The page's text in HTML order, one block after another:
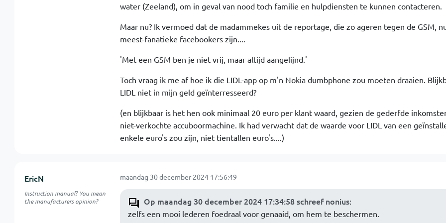
water (Zeeland), om in geval van nood toch familie en hulpdiensten te kunnen contacteren.
Maar nu? Ik vermoed dat de madammekes uit de reportage, die zo ageren tegen de GSM,
meest-fanatieke facebookers zijn....
'Met een GSM ben je niet vrij, maar altijd aangelijnd.'
Toch vraag ik me af hoe ik die LIDL-app op m'n Nokia dumbphone zou moeten draaien.
LIDL niet in mijn geld geïnterresseerd?
(en blijkbaar is het hen ook minimaal 20 euro per klant waard, gezien de gederfde
niet-verkochte accuboormachine. Ik had verwacht dat de waarde voor LIDL van een
enkele euro's zou zijn, niet tientallen euro's....)
EricN
Instruction manual? You mean
the manufacturers opinion?
maandag 30 december 2024 17:56:49
Op maandag 30 december 2024 17:34:58 schreef nonius:
zelfs een mooi lederen foedraal voor genaaid, om hem te beschermen.